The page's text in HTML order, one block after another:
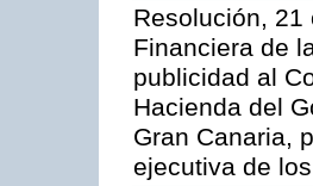
Resolución, 21
Financiera de
publicidad al
Hacienda del
Gran Canaria,
ejecutiva de